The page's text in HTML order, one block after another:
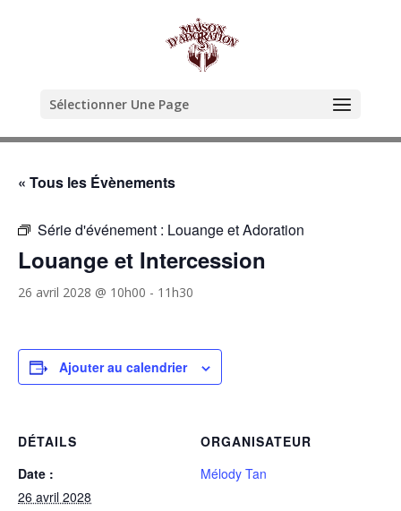
Sélectionner Une Page
« Tous les Évènements
Série d'événement : Louange et Adoration
Louange et Intercession
26 avril 2028 @ 10h00 - 11h30
Ajouter au calendrier
DÉTAILS
Date :
26 avril 2028
ORGANISATEUR
Mélody Tan